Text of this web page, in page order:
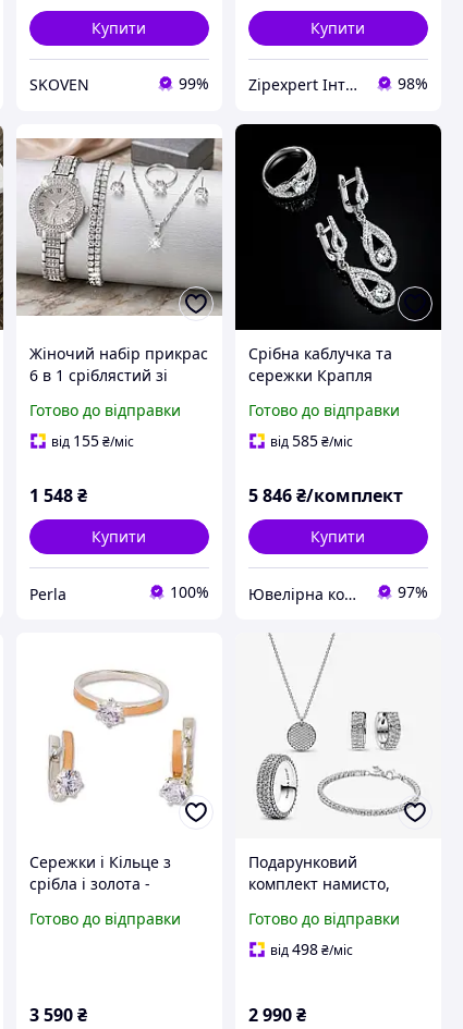
Купити
SKOVEN 99%
Купити
Zipexpert Iнтернет-магазин запчастин до побутовой технiки та iтнимних товарiв для дорослих 98%
Жіночий набір прикрас
6 в 1 сріблястий зі
браслет, кольє, кільце
та сережки
Готово до відправки
від 155 ₴/міс
1 548 ₴
Купити
Perla 100%
Срібна каблучка та
сережки Крапля
Готово до відправки
від585₴/міс
5 846₴/комплект
Купити
Ювелірна компанія "DIVA" 97%
Сережки і Кільце з
срібла і золота -
золотими накладками
Готово до відправки
3 590 ₴
Подарунковий
комплект намисто,
браслет "Два ряди
паве" - 16
Готово до відправки
від498₴/міс
2 990₴